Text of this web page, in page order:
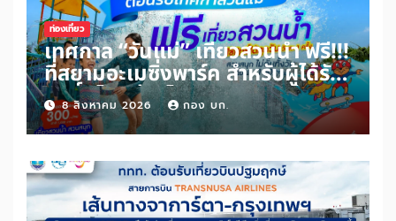
ท่องเที่ยว
เทศกาล “วันแม่” เที่ยวสวนน้ำ ฟรี!!!
ที่สยามอะเมซิ่งพาร์ค สำหรับผู้ได้รับ
สิทธิ์ “ไทยช่วยไทยพลัส” และผู้ถือ
“บัตรสวัสดิการแห่งรัฐ” เพิ่มเพียง
100 บาท สนุกได้ทั้งสวนน้ำและสวน
สนุกไม่อั้นตลอดวัน
8 สิงหาคม 2026 กอง บก.